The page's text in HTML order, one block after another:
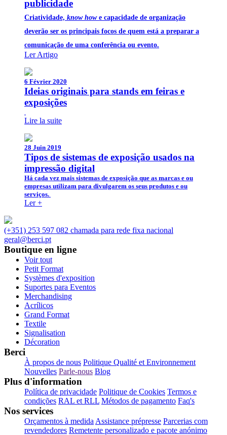
publicidade
Criatividade, know howe capacidade de organização
deverão ser os principais focos de quem está a preparar a
comunicação de uma conferência ou evento.
Ler Artigo
6 Février 2020
Ideias originais para stands em feiras e
exposições
Lire la suite
28 Juin 2019
Tipos de sistemas de exposição usados na
impressão digital
Há cada vez mais sistemas de exposição que as marcas e ou
empresas utilizam para divulgarem os seus produtos e ou
serviços.
Ler +
(+351) 253 597 082 chamada para rede fixa nacional
geral@berci.pt
Boutique en ligne
Voir tout
Petit Format
Systèmes d'exposition
Suportes para Eventos
Merchandising
Acrílicos
Grand Format
Textile
Signalisation
Décoration
Berci
À propos de nous Politique Qualité et Environnement
Nouvelles Parle-nous Blog
Plus d'information
Política de privacidade Politique de Cookies Termos e
condições RAL et RLL Métodos de pagamento Faq's
Nos services
Orçamentos à medida Assistance prépresse Parcerias com
revendedores Remetente personalizado e pacote anónimo